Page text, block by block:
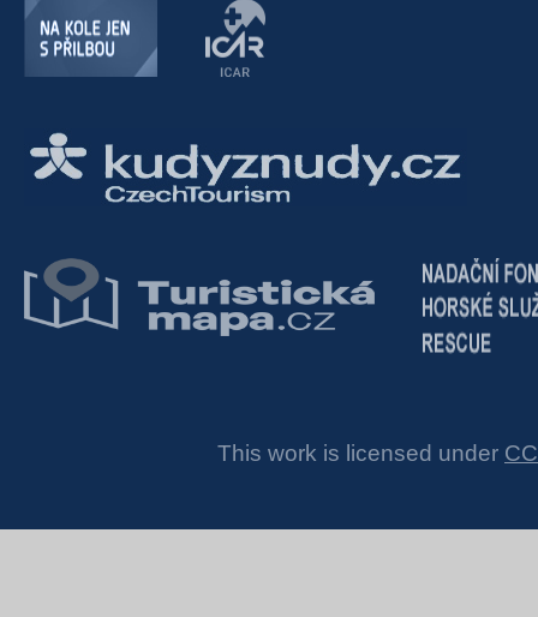
This work is licensed under